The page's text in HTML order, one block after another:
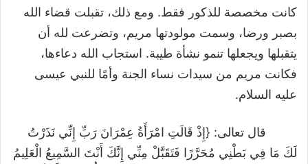
كانت مخصصة للذكور فقط. ومع ذلك، تقبلت قضاء الله
بصبر ورضا، وسمت مولودتها مريم، وتضرعت لله أن
يتقبلها ويجعلها تنمو نشأة طيبة. استجاب الله دعاءها،
فكانت مريم من سيدات نساء الجنة وأمًا للنبي عيسى
عليه السلام.
قال تعالى: {إِذْ قَالَتِ امْرَأَةُ عِمْرَانَ رَبِّ إِنِّي نَذَرْتُ
لَكَ مَا فِي بَطْنِي مُحَرَّرًا فَتَقَبَّلْ مِنِّي إِنَّكَ أَنْتَ السَّمِيعُ الْعَلِيمُ